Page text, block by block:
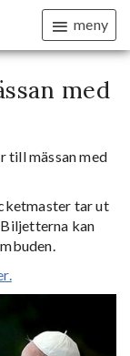
meny
med
till mässan med
tar ut
kan